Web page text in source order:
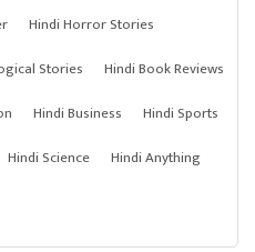
Hindi Horror Stories
Stories
Hindi Book Reviews
Hindi Business
Hindi Sports
Hindi Science
Hindi Anything